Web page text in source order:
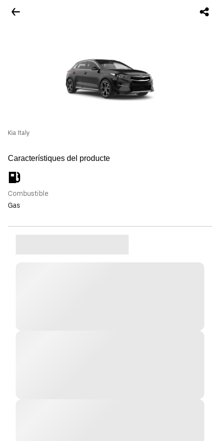
Kia Italy
Característiques del producte
Combustible
Gas